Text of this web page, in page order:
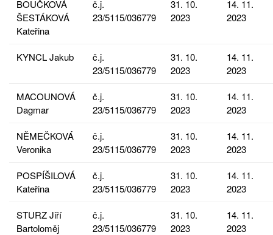
BOUČKOVÁ
ŠESTÁKOVÁ
Kateřina
č.j.
23/5115/036779
31. 10.
2023
14. 11.
2023
KYNCL Jakub
č.j.
23/5115/036779
31. 10.
2023
14. 11.
2023
MACOUNOVÁ
Dagmar
č.j.
23/5115/036779
31. 10.
2023
14. 11.
2023
NĚMEČKOVÁ
Veronika
č.j.
23/5115/036779
31. 10.
2023
14. 11.
2023
POSPÍŠILOVÁ
Kateřina
č.j.
23/5115/036779
31. 10.
2023
14. 11.
2023
STURZ Jiří
Bartoloměj
č.j.
23/5115/036779
31. 10.
2023
14. 11.
2023